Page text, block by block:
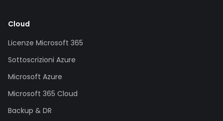
Cloud
Licenze Microsoft 365
Sottoscrizioni Azure
Microsoft Azure
Microsoft 365 Cloud
Backup & DR